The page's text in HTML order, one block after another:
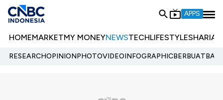
APPS
HOMEMARKETMY MONEYNEWSTECHLIFESTYLESHARIA
RESEARCHOPINIONPHOTOVIDEOINFOGRAPHIC